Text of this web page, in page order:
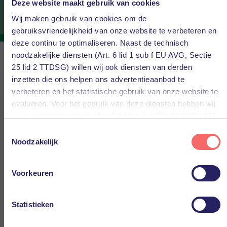
Deze website maakt gebruik van cookies
Wij maken gebruik van cookies om de
gebruiksvriendelijkheid van onze website te verbeteren en
deze continu te optimaliseren. Naast de technisch
noodzakelijke diensten (Art. 6 lid 1 sub f EU AVG, Sectie
25 lid 2 TTDSG) willen wij ook diensten van derden
inzetten die ons helpen ons advertentieaanbod te
verbeteren en het statistische gebruik van onze website te
evalueren. Voor het gebruik van deze diensten hebben wij
U kunt deze toestemming eenvoudig geven door op “Alles
accepteren” te klikken. Indien u hiermee niet akkoord gaat,
kunt u het gebruik van niet-essentiële diensten
kunt u ook de voorkeuren voor individuele diensten
Noodzakelijk
Voorkeuren
Statistieken
Ons verhaal:
Waarom wij rustmakers in
IT zijn.
bedrijfsvoering, maar eigenlijk wilt u er niet te
. We
heten je daarom hartelijk welkom op de website van